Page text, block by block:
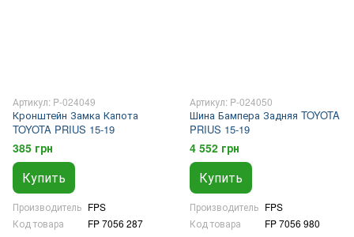
Артикул: P-024049
Кронштейн Замка Капота
TOYOTA PRIUS 15-19
385 грн
Купить
Производитель FPS
Код товара
FP 7056 287
Артикул: P-024050
Шина Бампера Задняя TOYOTA
PRIUS 15-19
4 552 грн
Купить
Производитель FPS
Код товара
FP 7056 980